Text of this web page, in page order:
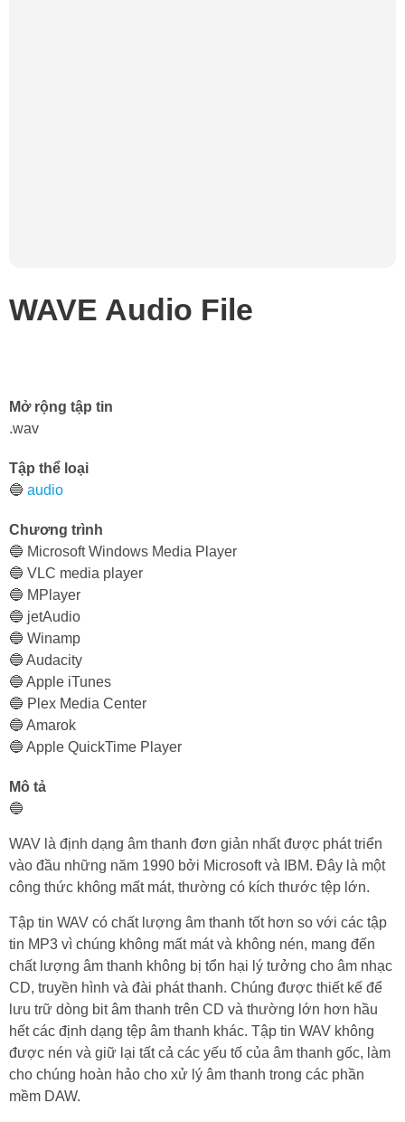
WAVE Audio File
Mở rộng tập tin
.wav
Tập thể loại
🔵 audio
Chương trình
🔵 Microsoft Windows Media Player
🔵 VLC media player
🔵 MPlayer
🔵 jetAudio
🔵 Winamp
🔵 Audacity
🔵 Apple iTunes
🔵 Plex Media Center
🔵 Amarok
🔵 Apple QuickTime Player
Mô tả
🔵
WAV là định dạng âm thanh đơn giản nhất được phát triển
vào đầu những năm 1990 bởi Microsoft và IBM. Đây là một
công thức không mất mát, thường có kích thước tệp lớn.
Tập tin WAV có chất lượng âm thanh tốt hơn so với các tập
tin MP3 vì chúng không mất mát và không nén, mang đến
chất lượng âm thanh không bị tổn hại lý tưởng cho âm nhạc
CD, truyền hình và đài phát thanh. Chúng được thiết kế để
lưu trữ dòng bit âm thanh trên CD và thường lớn hơn hầu
hết các định dạng tệp âm thanh khác. Tập tin WAV không
được nén và giữ lại tất cả các yếu tố của âm thanh gốc, làm
cho chúng hoàn hảo cho xử lý âm thanh trong các phần
mềm DAW.